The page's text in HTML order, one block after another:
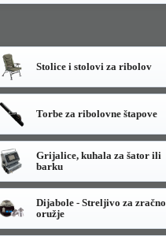
Stolice i stolovi za ribolov
Torbe za ribolovne štapove
Grijalice, kuhala za šator ili
barku
Dijabole - Streljivo za zračno
oružje